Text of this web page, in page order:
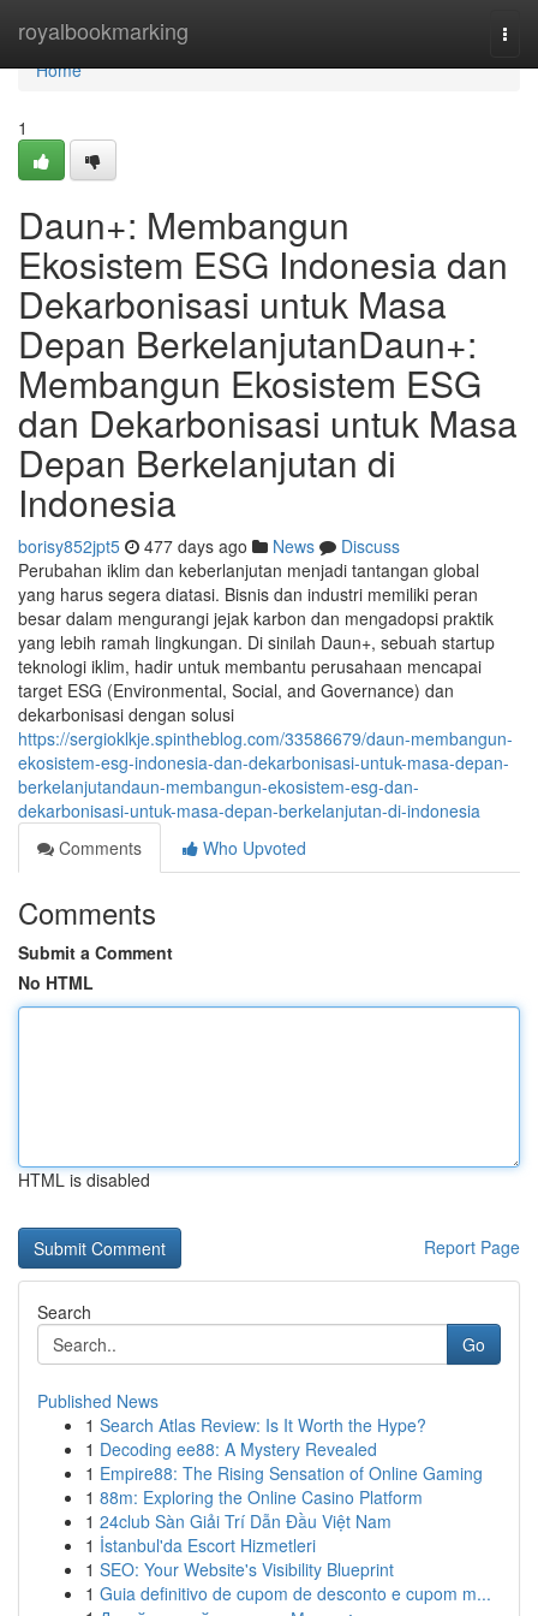
royalbookmarking
Home
Home
1
Daun+: Membangun
Ekosistem ESG Indonesia dan
Dekarbonisasi untuk Masa
Depan BerkelanjutanDaun+:
Membangun Ekosistem ESG
dan Dekarbonisasi untuk Masa
Depan Berkelanjutan di
Indonesia
borisy852jpt5 477 days ago News
Discuss
Perubahan iklim dan keberlanjutan menjadi tantangan global
yang harus segera diatasi. Bisnis dan industri memiliki peran
besar dalam mengurangi jejak karbon dan mengadopsi praktik
yang lebih ramah lingkungan. Di sinilah Daun+, sebuah startup
teknologi iklim, hadir untuk membantu perusahaan mencapai
target ESG (Environmental, Social, and Governance) dan
dekarbonisasi dengan solusi
https://sergioklkje.spintheblog.com/33586679/daun-membangun-
ekosistem-esg-indonesia-dan-dekarbonisasi-untuk-masa-depan-
berkelanjutandaun-membangun-ekosistem-esg-dan-
dekarbonisasi-untuk-masa-depan-berkelanjutan-di-indonesia
Comments
Who Upvoted
Comments
Submit a Comment
No HTML
HTML is disabled
Report Page
Search
Go
Published News
1 Search Atlas Review: Is It Worth the Hype?
1 Decoding ee88: A Mystery Revealed
1 Empire88: The Rising Sensation of Online Gaming
1 88m: Exploring the Online Casino Platform
1 24club Sàn Giải Trí Dẫn Đầu Việt Nam
1 İstanbul'da Escort Hizmetleri
1 SEO: Your Website's Visibility Blueprint
1 Guia definitivo de cupom de desconto e cupom m...